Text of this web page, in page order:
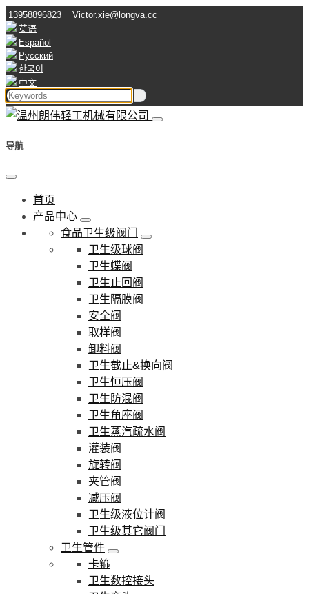
13958896823
Victor.xie@longva.cc
英语
Español
Русский
한국어
中文
导航
首页
产品中心
食品卫生级阀门
卫生级球阀
卫生蝶阀
卫生止回阀
卫生隔膜阀
安全阀
取样阀
卸料阀
卫生截止&换向阀
卫生恒压阀
卫生防混阀
卫生角座阀
卫生蒸汽疏水阀
灌装阀
旋转阀
夹管阀
减压阀
卫生级液位计阀
卫生级其它阀门
卫生管件
卡箍
卫生数控接头